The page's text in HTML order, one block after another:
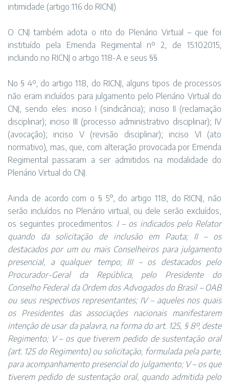
intimidade (artigo 116 do RICNJ).
O CNJ também adota o rito do Plenário Virtual – que foi
instituído pela Emenda Regimental nº 2, de 15.10.2015,
incluindo no RICNJ o artigo 118-A e seus §§.
No § 4º, do artigo 118, do RICNJ, alguns tipos de processos
não eram incluídos para julgamento pelo Plenário Virtual do
CNJ, sendo eles: inciso I (sindicância); inciso II (reclamação
disciplinar); inciso III (processo administrativo disciplinar); IV
(avocação); inciso V (revisão disciplinar); inciso VI (ato
normativo), mas, que, com alteração provocada por Emenda
Regimental passaram a ser admitidos na modalidade do
Plenário Virtual do CNJ.
Ainda de acordo com o § 5°, do artigo 118, do RICNJ, não
serão incluídos no Plenário virtual, ou dele serão excluídos,
os seguintes procedimentos: I – os indicados pelo Relator
quando da solicitação de inclusão em Pauta; II – os
destacados por um ou mais Conselheiros para julgamento
presencial, a qualquer tempo; III – os destacados pelo
Procurador-Geral da República, pelo Presidente do
Conselho Federal da Ordem dos Advogados do Brasil – OAB
ou seus respectivos representantes; IV – aqueles nos quais
os Presidentes das associações nacionais manifestarem
intenção de usar da palavra, na forma do art. 125, § 8º, deste
Regimento; V – os que tiverem pedido de sustentação oral
(art. 125 do Regimento) ou solicitação, formulada pela parte,
para acompanhamento presencial do julgamento; V – os que
tiverem pedido de sustentação oral, quando admitida pelo